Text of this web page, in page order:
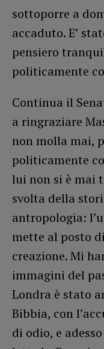
sottoporre a
accaduto. E’
pensiero
politicamente
Continua il
a ringraziare
non molla mai,
politicamente
lui non si è mai
svolta della
antropologia:
mette al posto
creazione. Mi
immagini del
Londra è stato
Bibbia, con
di odio, e